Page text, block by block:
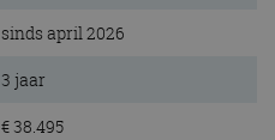
sinds april 2026
3 jaar
€ 38.495